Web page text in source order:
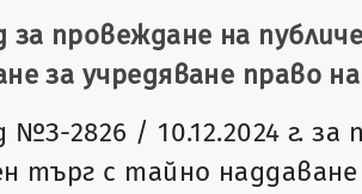
за провеждане на
за учредяване право
№З-2826 / 10.12.2024 г. за
търг с тайно